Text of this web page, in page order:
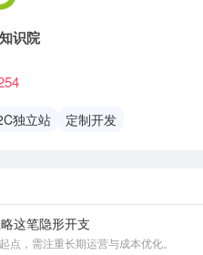
识院
独立站 定制开发
这笔隐形开支
点，需注重长期运营与成本优化。